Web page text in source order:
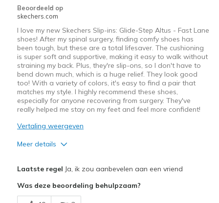
Width
Sizing
View On Shoes
I'm Into Shoes
Beoordeeld op
skechers.com
I love my new Skechers Slip-ins: Glide-Step Altus - Fast Lane
shoes! After my spinal surgery, finding comfy shoes has
been tough, but these are a total lifesaver. The cushioning
is super soft and supportive, making it easy to walk without
straining my back. Plus, they're slip-ons, so I don't have to
bend down much, which is a huge relief. They look good
too! With a variety of colors, it's easy to find a pair that
matches my style. I highly recommend these shoes,
especially for anyone recovering from surgery. They've
really helped me stay on my feet and feel more confident!
Vertaling weergeven
Meer details
Comfortable
Laatste regel Ja, ik zou aanbevelen aan een vriend
Was deze beoordeling behulpzaam?